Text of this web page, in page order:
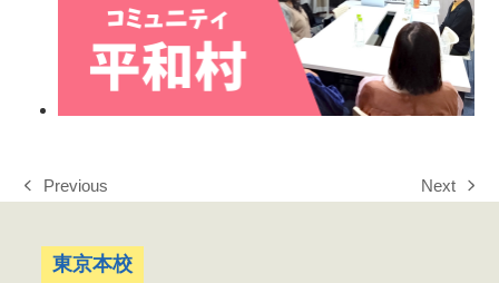
previous
Previous
next
Next
東京本校